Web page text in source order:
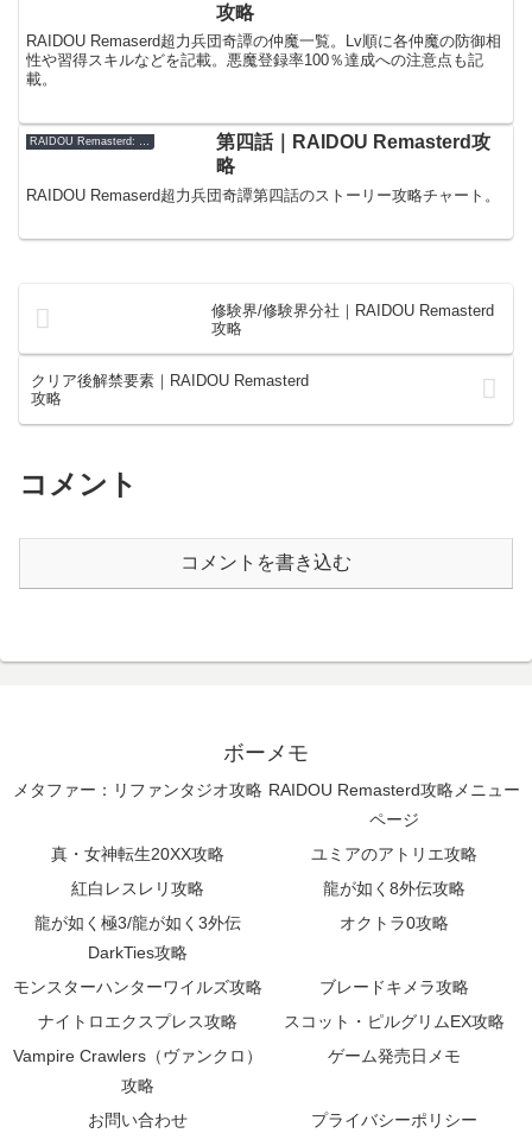
攻略
RAIDOU Remaserd超力兵団奇譚の仲魔一覧。Lv順に各仲魔の防御相
性や習得スキルなどを記載。悪魔登録率100％達成への注意点も記
載。
RAIDOU Remasterd: 超力兵団奇譚
第四話｜RAIDOU Remasterd攻
略
RAIDOU Remaserd超力兵団奇譚第四話のストーリー攻略チャート。
修験界/修験界分社｜RAIDOU Remasterd
攻略
クリア後解禁要素｜RAIDOU Remasterd
攻略
コメント
コメントを書き込む
ボーメモ
メタファー：リファンタジオ攻略 RAIDOU Remasterd攻略メニュー
ページ
真・女神転生20XX攻略
ユミアのアトリエ攻略
紅白レスレリ攻略
龍が如く8外伝攻略
龍が如く極3/龍が如く3外伝
DarkTies攻略
オクトラ0攻略
モンスターハンターワイルズ攻略
ブレードキメラ攻略
ナイトロエクスプレス攻略
スコット・ピルグリムEX攻略
Vampire Crawlers（ヴァンクロ）
攻略
ゲーム発売日メモ
お問い合わせ
プライバシーポリシー